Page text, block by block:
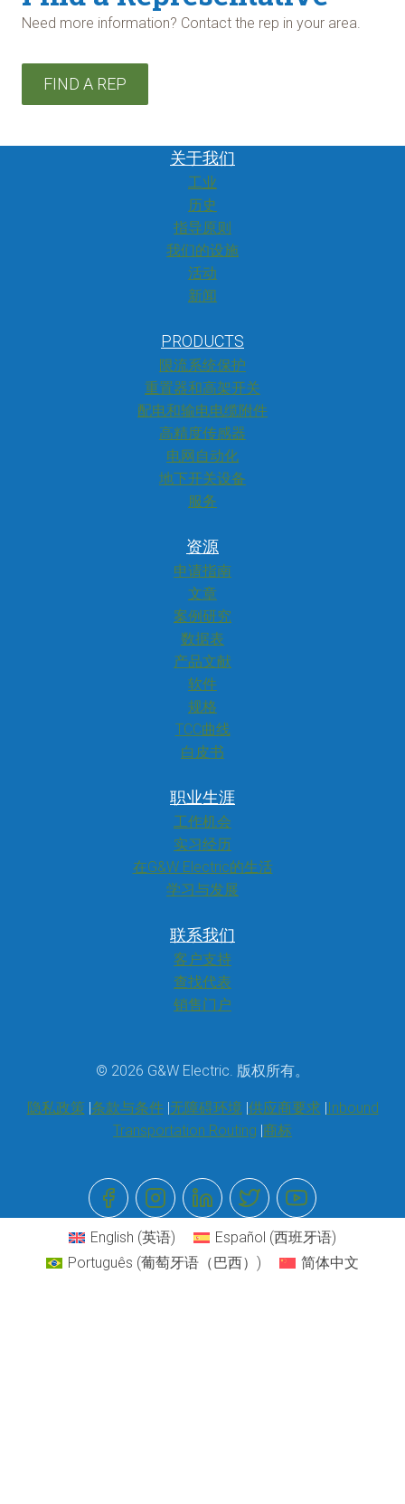
Need more information? Contact the rep in your area.
FIND A REP
关于我们
工业
历史
指导原则
我们的设施
活动
新闻
PRODUCTS
限流系统保护
重置器和高架开关
配电和输电电缆附件
高精度传感器
电网自动化
地下开关设备
服务
资源
申请指南
文章
案例研究
数据表
产品文献
软件
规格
TCC曲线
白皮书
职业生涯
工作机会
实习经历
在G&W Electric的生活
学习与发展
联系我们
客户支持
查找代表
销售门户
© 2026 G&W Electric. 版权所有。
隐私政策 条款与条件 无障碍环境 供应商要求 Inbound
Transportation Routing 商标
English (英语) Español (西班牙语)
Português (葡萄牙语（巴西） ) 简体中文